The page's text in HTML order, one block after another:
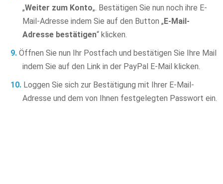
„Weiter zum Konto„. Bestätigen Sie nun noch ihre E-
Mail-Adresse indem Sie auf den Button „ E-Mail-
Adresse bestätigen“ klicken.
Öffnen Sie nun Ihr Postfach und bestätigen Sie Ihre Mail
indem Sie auf den Link in der PayPal E-Mail klicken.
Loggen Sie sich zur Bestätigung mit Ihrer E-Mail-
Adresse und dem von Ihnen festgelegten Passwort ein.